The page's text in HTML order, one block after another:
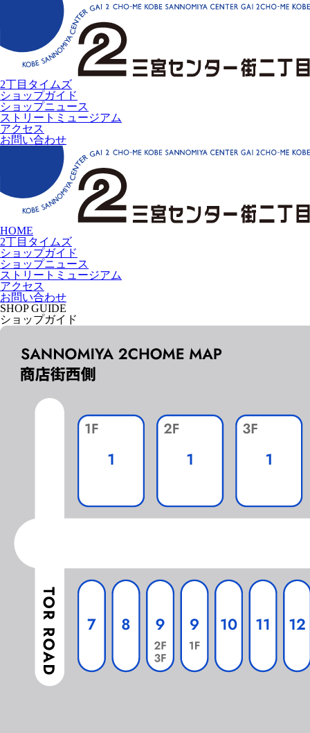
2丁目タイムズ
ショップガイド
ショップニュース
ストリートミュージアム
アクセス
お問い合わせ
HOME
2丁目タイムズ
ショップガイド
ショップニュース
ストリートミュージアム
アクセス
お問い合わせ
SHOP GUIDE
ショップガイド